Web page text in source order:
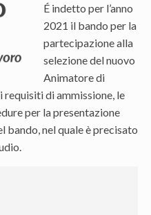
É indetto per l’anno
2021 il bando per la
partecipazione alla
selezione del nuovo
Animatore di
requisiti di ammissione, le
per la presentazione
bando, nel quale è precisato